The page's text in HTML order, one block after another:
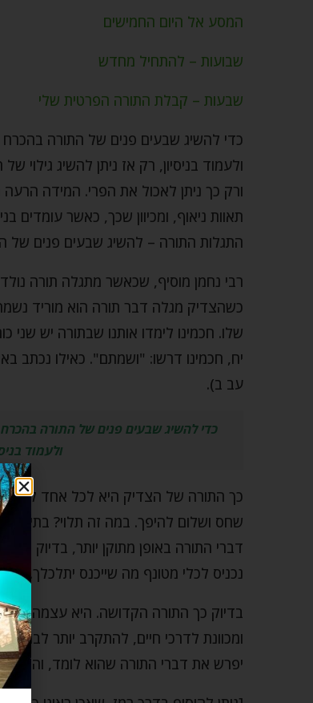
המסע אל היום החמישים
שבועות – להתחיל מחדש
שבעות – קבלת התורה הפרטית שלי
כדי להשיג שבעים פנים של התורה
ולעמוד בניסיון, רק אז ניתן להשיג
ורק כך ניתן לאכול את הפרי. המידה
תאוות ניאוף, ומכיוון שכך, כאשר עומדים
התגלות התורה – להשיג שבעים פנים של
רבי נחמן מוסיף, שכאשר מתגלה תורה
כשהצדיק מגלה דבר תורה הוא מוריד
שלו. חכמינו לימדו אותנו שבתורה יש
יח, חכמינו דרשו: "ושמתם". כאילו נכתב
עב ב).
כדי להשיג שבעים פנים של התורה
ולעמוד
כך התורה של הצדיק היא לכל אחד לפי
שחס ושלום להיפך. במה זה תלוי?
דברי התורה באופן מתוקן יותר, בדיוק כפי
נכניס לכלי מטונף מה שייכנס יתלכלך.
בדיוק כך התורה הקדושה. היא עצמה
ומכוונת לדרכי חיים, להתקרב יותר
יפרש את דברי התורה שהוא לומד, והוא